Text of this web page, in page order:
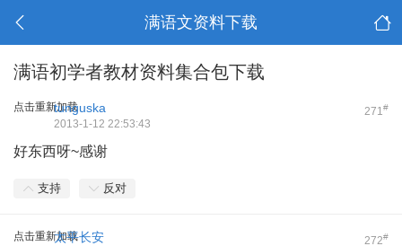
满语文资料下载
满语初学者教材资料集合包下载
点击重新加载 271#
tunguska
2013-1-12 22:53:43
好东西呀~感谢
支持 反对
点击重新加载 272#
太平长安